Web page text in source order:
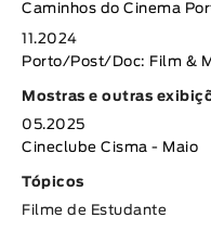
Caminhos do Cinema
11.2024
Porto/Post/Doc: Film &
Mostras e outras
05.2025
Cineclube Cisma - Maio
Tópicos
Filme de Estudante